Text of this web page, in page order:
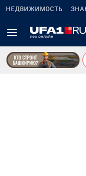
НЕДВИЖИМОСТЬ